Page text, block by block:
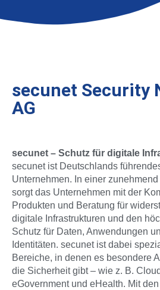
secunet Security
AG
secunet – Schutz für digitale
secunet ist Deutschlands
Unternehmen. In einer
sorgt das Unternehmen mit der
Produkten und Beratung für
digitale Infrastrukturen und den
Schutz für Daten, Anwendungen
Identitäten. secunet ist dabei
Bereiche, in denen es besondere
die Sicherheit gibt – wie z. B.
eGovernment und eHealth. Mit den